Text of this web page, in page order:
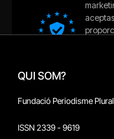
QUI SOM?
Fundació Periodisme Plural
ISSN 2339 - 9619